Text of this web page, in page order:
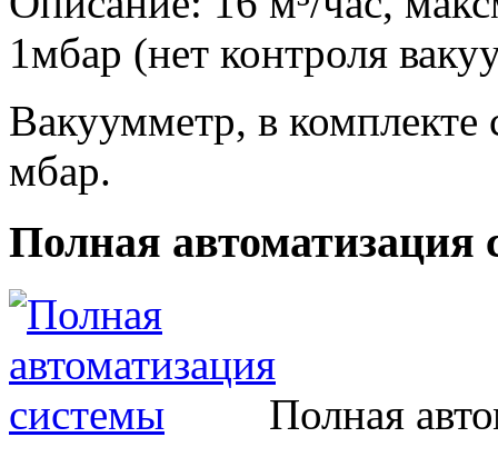
1мбар (нет контроля
Вакуумметр, в
мбар.
Полная автоматизация
Полная